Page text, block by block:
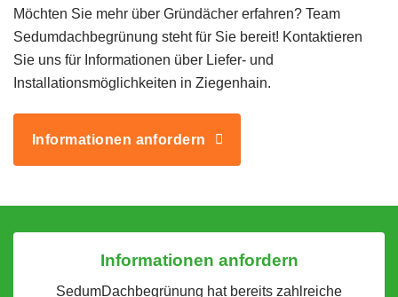
Möchten Sie mehr über Gründächer erfahren? Team
Sedumdachbegrünung steht für Sie bereit! Kontaktieren
Sie uns für Informationen über Liefer- und
Installationsmöglichkeiten in Ziegenhain.
Informationen anfordern
Informationen anfordern
SedumDachbegrünung hat bereits zahlreiche